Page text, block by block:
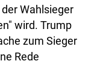
der Wahlsieger
wird. Trump
zum Sieger
Rede